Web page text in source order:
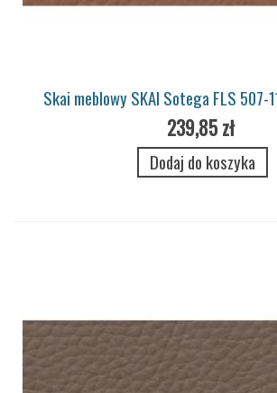
Skai meblowy SKAI Sotega FLS 507-
239,85 zł
Dodaj do koszyka